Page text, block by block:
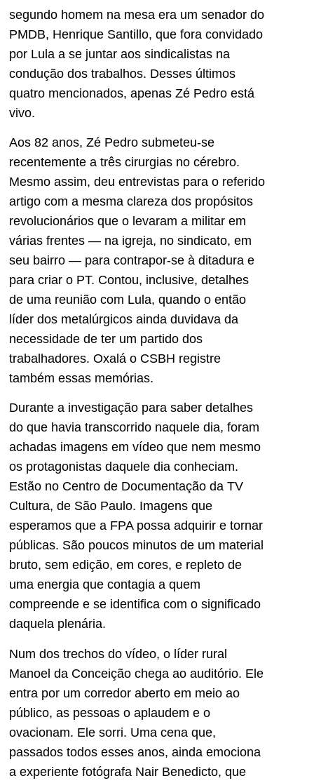
segundo homem na mesa era um senador do
PMDB, Henrique Santillo, que fora convidado
por Lula a se juntar aos sindicalistas na
condução dos trabalhos. Desses últimos
quatro mencionados, apenas Zé Pedro está
vivo.
Aos 82 anos, Zé Pedro submeteu-se
recentemente a três cirurgias no cérebro.
Mesmo assim, deu entrevistas para o referido
artigo com a mesma clareza dos propósitos
revolucionários que o levaram a militar em
várias frentes — na igreja, no sindicato, em
seu bairro — para contrapor-se à ditadura e
para criar o PT. Contou, inclusive, detalhes
de uma reunião com Lula, quando o então
líder dos metalúrgicos ainda duvidava da
necessidade de ter um partido dos
trabalhadores. Oxalá o CSBH registre
também essas memórias.
Durante a investigação para saber detalhes
do que havia transcorrido naquele dia, foram
achadas imagens em vídeo que nem mesmo
os protagonistas daquele dia conheciam.
Estão no Centro de Documentação da TV
Cultura, de São Paulo. Imagens que
esperamos que a FPA possa adquirir e tornar
públicas. São poucos minutos de um material
bruto, sem edição, em cores, e repleto de
uma energia que contagia a quem
compreende e se identifica com o significado
daquela plenária.
Num dos trechos do vídeo, o líder rural
Manoel da Conceição chega ao auditório. Ele
entra por um corredor aberto em meio ao
público, as pessoas o aplaudem e o
ovacionam. Ele sorri. Uma cena que,
passados todos esses anos, ainda emociona
a experiente fotógrafa Nair Benedicto, que